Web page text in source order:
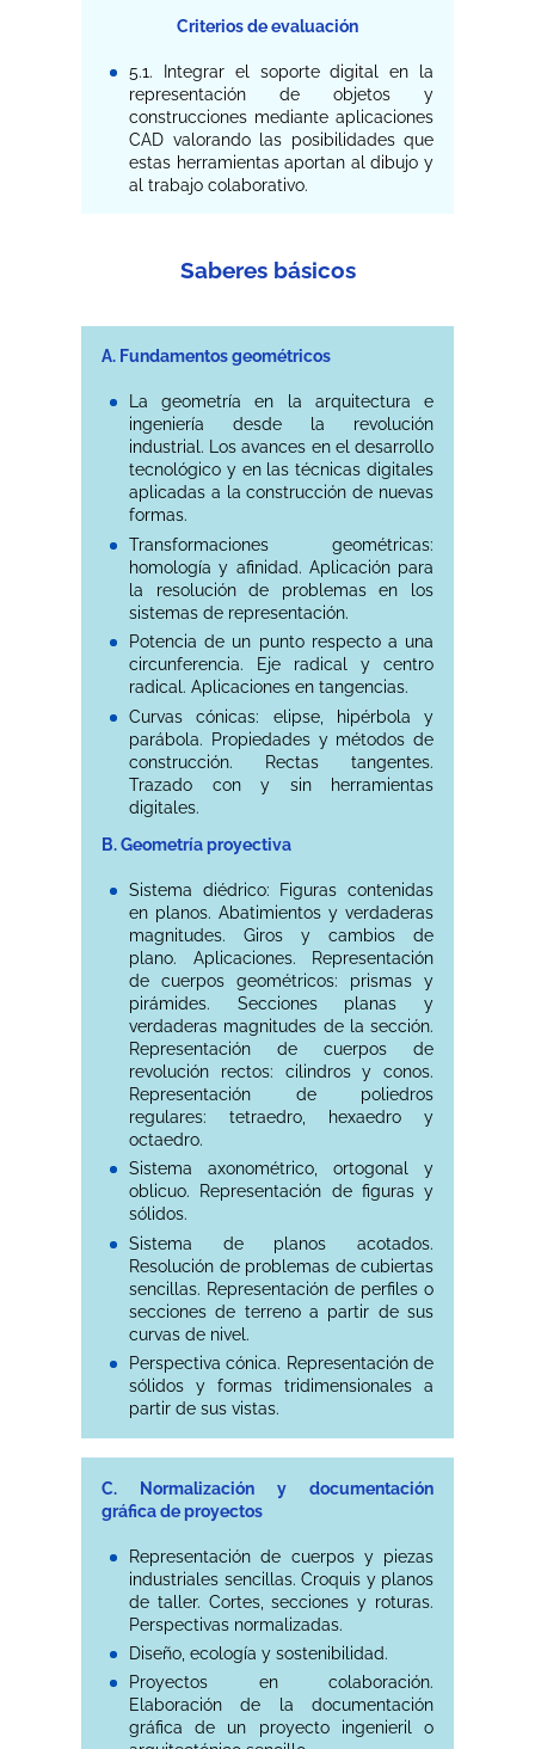
Criterios de evaluación
5.1. Integrar el soporte digital en la
representación de objetos y
construcciones mediante aplicaciones
CAD valorando las posibilidades que
estas herramientas aportan al dibujo y
al trabajo colaborativo.
Saberes básicos
A. Fundamentos geométricos
La geometría en la arquitectura e
ingeniería desde la revolución
industrial. Los avances en el desarrollo
tecnológico y en las técnicas digitales
aplicadas a la construcción de nuevas
formas.
Transformaciones geométricas:
homología y afinidad. Aplicación para
la resolución de problemas en los
sistemas de representación.
Potencia de un punto respecto a una
circunferencia. Eje radical y centro
radical. Aplicaciones en tangencias.
Curvas cónicas: elipse, hipérbola y
parábola. Propiedades y métodos de
construcción. Rectas tangentes.
Trazado con y sin herramientas
digitales.
B. Geometría proyectiva
Sistema diédrico: Figuras contenidas
en planos. Abatimientos y verdaderas
magnitudes. Giros y cambios de
plano. Aplicaciones. Representación
de cuerpos geométricos: prismas y
pirámides. Secciones planas y
verdaderas magnitudes de la sección.
Representación de cuerpos de
revolución rectos: cilindros y conos.
Representación de poliedros
regulares: tetraedro, hexaedro y
octaedro.
Sistema axonométrico, ortogonal y
oblicuo. Representación de figuras y
sólidos.
Sistema de planos acotados.
Resolución de problemas de cubiertas
sencillas. Representación de perfiles o
secciones de terreno a partir de sus
curvas de nivel.
Perspectiva cónica. Representación de
sólidos y formas tridimensionales a
partir de sus vistas.
C. Normalización y documentación
gráfica de proyectos
Representación de cuerpos y piezas
industriales sencillas. Croquis y planos
de taller. Cortes, secciones y roturas.
Perspectivas normalizadas.
Diseño, ecología y sostenibilidad.
Proyectos en colaboración.
Elaboración de la documentación
gráfica de un proyecto ingenieril o